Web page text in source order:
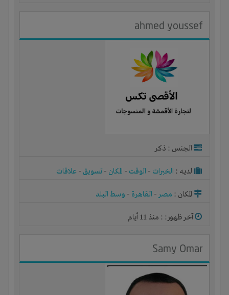
ahmed youssef
الجنس : ذكر
لديـه : الخبرات - الوقت - المكان - تسويق - علاقات
المكان : مصر- القاهرة - وسط البلد
آخر ظهور: : منذ 11 أيام
Samy Omar